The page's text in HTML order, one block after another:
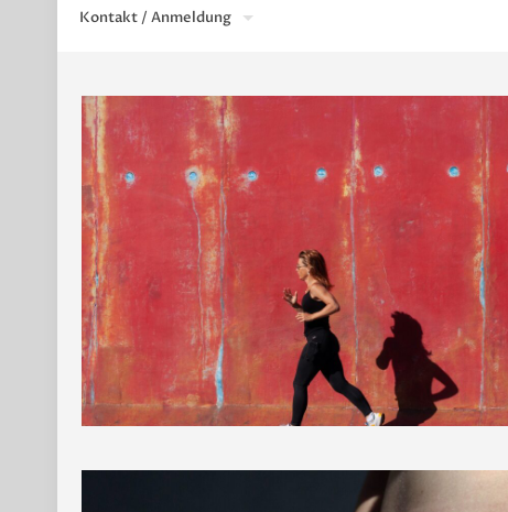
Kontakt / Anmeldung